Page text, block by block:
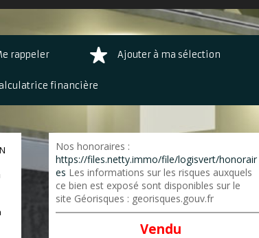
rappeler Ajouter à ma sélection
financière
Nos honoraires :
https://files.netty.immo/file/logisvert/honorair
es Les informations sur les risques auxquels
ce bien est exposé sont disponibles sur le
site Géorisques : georisques.gouv.fr
Vendu